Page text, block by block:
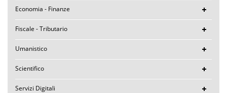
Economia - Finanze
Fiscale - Tributario
Umanistico
Scientifico
Servizi Digitali